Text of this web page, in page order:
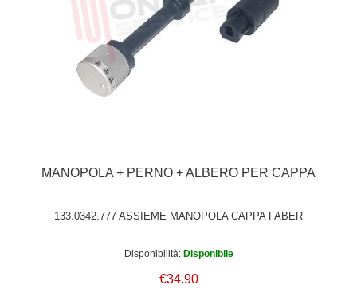
MANOPOLA + PERNO + ALBERO PER CAPPA
133.0342.777 ASSIEME MANOPOLA CAPPA FABER
Disponibilità: Disponibile
€34.90